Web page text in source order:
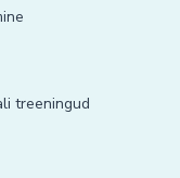
treeningud